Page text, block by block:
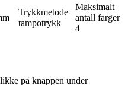
Trykkmetode
tampotrykk
Maksimalt
antall farger
4
på knappen under